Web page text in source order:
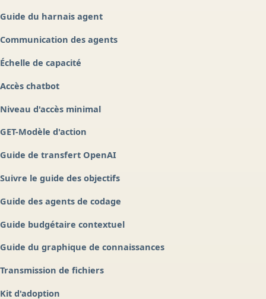
Guide du harnais agent
Communication des agents
Échelle de capacité
Accès chatbot
Niveau d'accès minimal
GET-Modèle d'action
Guide de transfert OpenAI
Suivre le guide des objectifs
Guide des agents de codage
Guide budgétaire contextuel
Guide du graphique de connaissances
Transmission de fichiers
Kit d'adoption